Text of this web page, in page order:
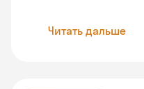
Читать дальше